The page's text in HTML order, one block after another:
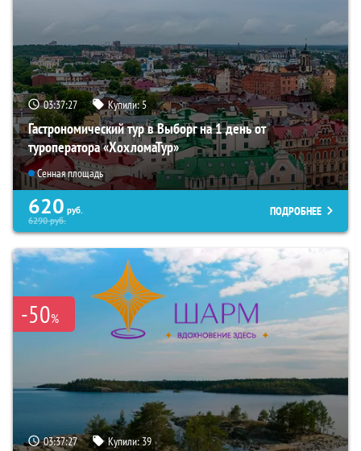
03:37:25 Купили:5
Гастрономический тур в Выборг на 1 день от
туроператора «ХохломаТур»
Сенная площадь
620 руб.
6290руб.
ПОДРОБНЕЕ
-50%
03:37:25 Купили:39